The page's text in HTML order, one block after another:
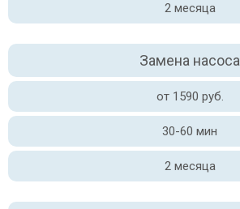
2 месяца
Замена насоса
от 1590 руб.
30-60 мин
2 месяца